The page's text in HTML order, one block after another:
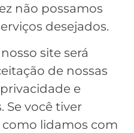
não possamos
desejados.
site será
de nossas
e
Se você tiver
lidamos com